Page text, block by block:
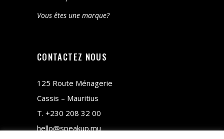
Vous êtes une marque?
CONTACTEZ NOUS
125 Route Ménagerie
Cassis – Mauritius
T. +230 208 32 00
hello@speakup.mu